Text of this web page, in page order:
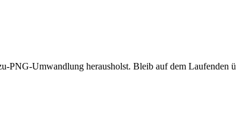
PNG-Umwandlung herausholst. Bleib auf dem Laufenden